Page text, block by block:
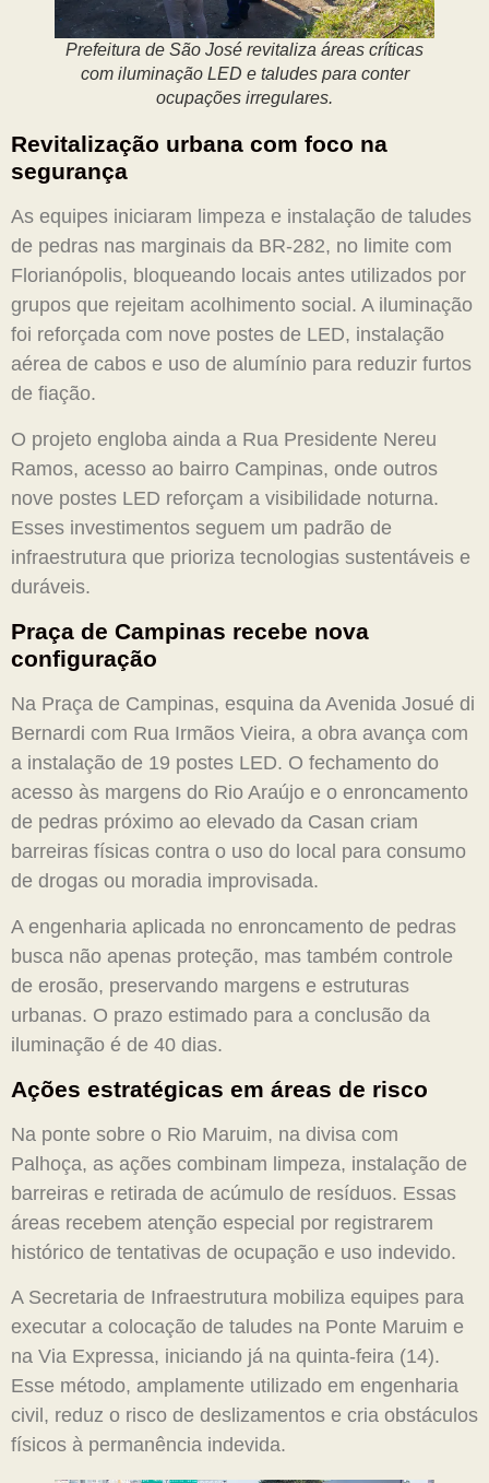
Prefeitura de São José revitaliza áreas críticas
com iluminação LED e taludes para conter
ocupações irregulares.
Revitalização urbana com foco na
segurança
As equipes iniciaram limpeza e instalação de taludes
de pedras nas marginais da BR-282, no limite com
Florianópolis, bloqueando locais antes utilizados por
grupos que rejeitam acolhimento social. A iluminação
foi reforçada com nove postes de LED, instalação
aérea de cabos e uso de alumínio para reduzir furtos
de fiação.
O projeto engloba ainda a Rua Presidente Nereu
Ramos, acesso ao bairro Campinas, onde outros
nove postes LED reforçam a visibilidade noturna.
Esses investimentos seguem um padrão de
infraestrutura que prioriza tecnologias sustentáveis e
duráveis.
Praça de Campinas recebe nova
configuração
Na Praça de Campinas, esquina da Avenida Josué di
Bernardi com Rua Irmãos Vieira, a obra avança com
a instalação de 19 postes LED. O fechamento do
acesso às margens do Rio Araújo e o enroncamento
de pedras próximo ao elevado da Casan criam
barreiras físicas contra o uso do local para consumo
de drogas ou moradia improvisada.
A engenharia aplicada no enroncamento de pedras
busca não apenas proteção, mas também controle
de erosão, preservando margens e estruturas
urbanas. O prazo estimado para a conclusão da
iluminação é de 40 dias.
Ações estratégicas em áreas de risco
Na ponte sobre o Rio Maruim, na divisa com
Palhoça, as ações combinam limpeza, instalação de
barreiras e retirada de acúmulo de resíduos. Essas
áreas recebem atenção especial por registrarem
histórico de tentativas de ocupação e uso indevido.
A Secretaria de Infraestrutura mobiliza equipes para
executar a colocação de taludes na Ponte Maruim e
na Via Expressa, iniciando já na quinta-feira (14).
Esse método, amplamente utilizado em engenharia
civil, reduz o risco de deslizamentos e cria obstáculos
físicos à permanência indevida.